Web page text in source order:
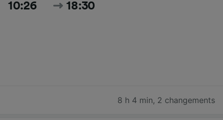
10:26 18:30
8 h 4 min, 2 changements